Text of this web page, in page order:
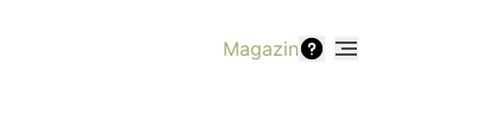
Magazin